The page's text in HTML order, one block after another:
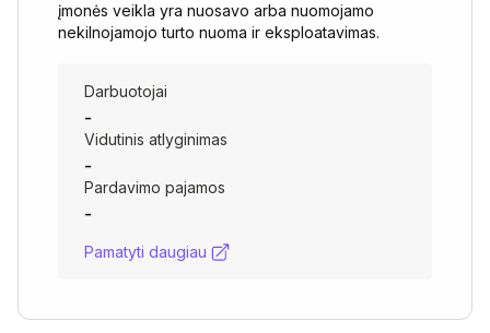
įmonės veikla yra nuosavo arba nuomojamo
nekilnojamojo turto nuoma ir eksploatavimas.
Darbuotojai
-
Vidutinis atlyginimas
-
Pardavimo pajamos
-
Pamatyti daugiau